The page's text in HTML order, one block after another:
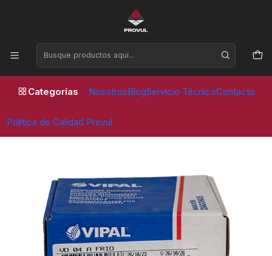
Categorías NosotrosBlogServicio TécnicoContacto
Política de Calidad Provul
Horario de atención Lunes a Viernes de 09:00 a 17:30 horas
Inicio Parches
PARCHE VD 04 NEUMATICO 135 X 135MM 2 TL (10 UNID) -